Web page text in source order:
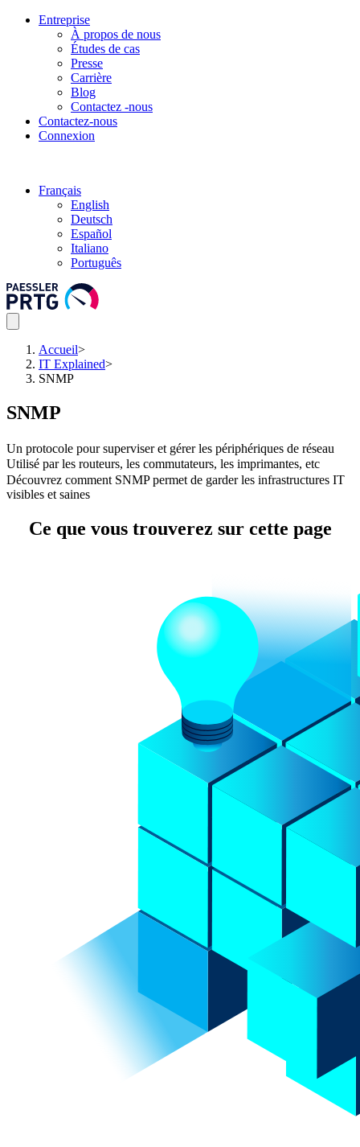
Entreprise
À propos de nous
Études de cas
Presse
Carrière
Blog
Contactez -nous
Contactez-nous
Connexion
Français
English
Deutsch
Español
Italiano
Português
Accueil>
IT Explained>
SNMP
SNMP
Un protocole pour superviser et gérer les périphériques de réseau
Utilisé par les routeurs, les commutateurs, les imprimantes, etc
Découvrez comment SNMP permet de garder les infrastructures IT
visibles et saines
Ce que vous trouverez sur cette page